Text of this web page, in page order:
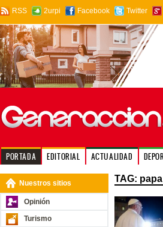
RSS 2urpi Facebook Twitter
PORTADA EDITORIAL ACTUALIDAD
Nuestros sitios
Opinión
Turismo
TAG: